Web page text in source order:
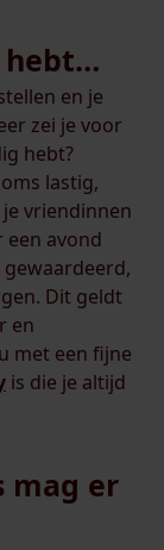
hebt…
en je
zei je voor
hebt?
lastig,
vriendinnen
een avond
Dit geldt
en
met een fijne
is die je altijd
mag er